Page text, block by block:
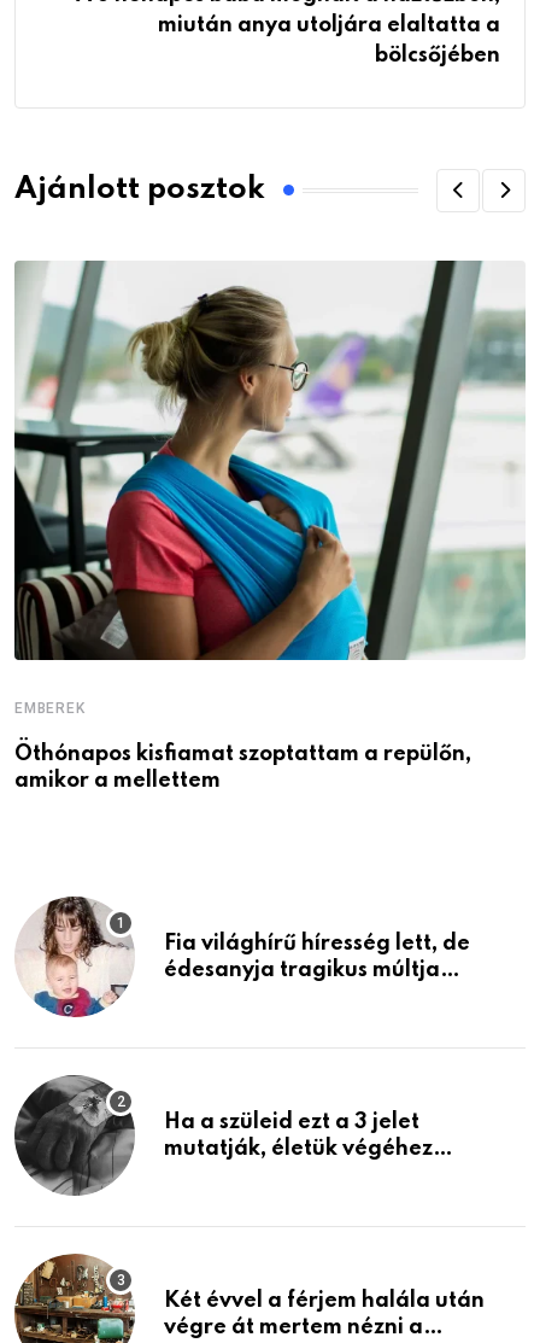
miután anya utoljára elaltatta a
bölcsőjében
Ajánlott posztok
EMBEREK
Öthónapos kisfiamat szoptattam a repülőn,
amikor a mellettem
Fia világhírű híresség lett, de
édesanyja tragikus múltja
Ha a szüleid ezt a 3 jelet
mutatják, életük végéhez
Két évvel a férjem halála után
végre át mertem nézni a